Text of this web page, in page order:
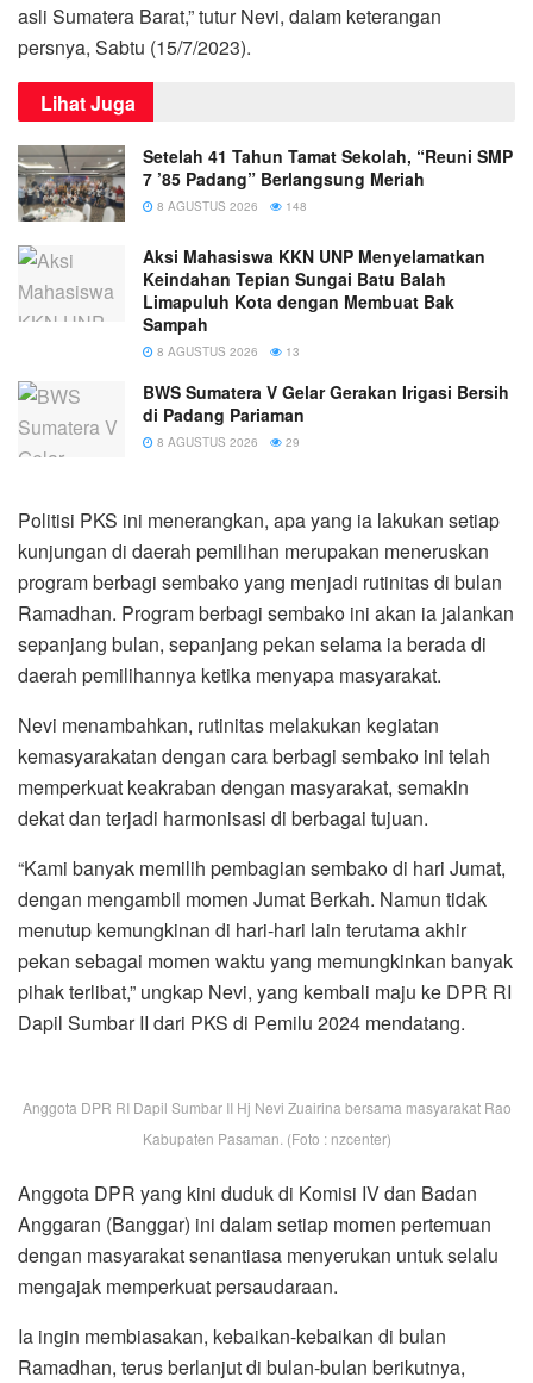
asli Sumatera Barat,” tutur Nevi, dalam keterangan
persnya, Sabtu (15/7/2023).
Lihat Juga
Setelah 41 Tahun Tamat Sekolah, “Reuni SMP
7 ’85 Padang” Berlangsung Meriah
8 AGUSTUS 2026 148
Aksi Mahasiswa KKN UNP Menyelamatkan
Keindahan Tepian Sungai Batu Balah
Limapuluh Kota dengan Membuat Bak
Sampah
8 AGUSTUS 2026 13
BWS Sumatera V Gelar Gerakan Irigasi Bersih
di Padang Pariaman
8 AGUSTUS 2026 29
Politisi PKS ini menerangkan, apa yang ia lakukan setiap
kunjungan di daerah pemilihan merupakan meneruskan
program berbagi sembako yang menjadi rutinitas di bulan
Ramadhan. Program berbagi sembako ini akan ia jalankan
sepanjang bulan, sepanjang pekan selama ia berada di
daerah pemilihannya ketika menyapa masyarakat.
Nevi menambahkan, rutinitas melakukan kegiatan
kemasyarakatan dengan cara berbagi sembako ini telah
memperkuat keakraban dengan masyarakat, semakin
dekat dan terjadi harmonisasi di berbagai tujuan.
“Kami banyak memilih pembagian sembako di hari Jumat,
dengan mengambil momen Jumat Berkah. Namun tidak
menutup kemungkinan di hari-hari lain terutama akhir
pekan sebagai momen waktu yang memungkinkan banyak
pihak terlibat,” ungkap Nevi, yang kembali maju ke DPR RI
Dapil Sumbar II dari PKS di Pemilu 2024 mendatang.
Anggota DPR RI Dapil Sumbar II Hj Nevi Zuairina bersama masyarakat Rao
Kabupaten Pasaman. (Foto : nzcenter)
Anggota DPR yang kini duduk di Komisi IV dan Badan
Anggaran (Banggar) ini dalam setiap momen pertemuan
dengan masyarakat senantiasa menyerukan untuk selalu
mengajak memperkuat persaudaraan.
Ia ingin membiasakan, kebaikan-kebaikan di bulan
Ramadhan, terus berlanjut di bulan-bulan berikutnya,